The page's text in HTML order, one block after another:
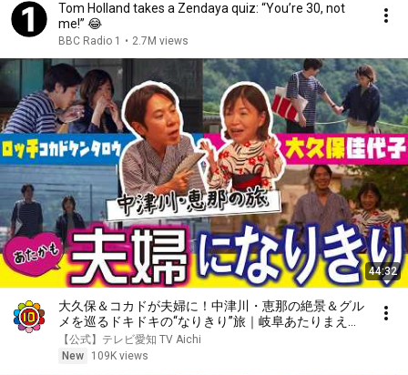
Tom Holland takes a Zendaya quiz: “You’re 30, not
me!” 😂
BBC Radio 1 • 2.7M views
44:32
大久保＆コカドが夫婦に！中津川・恵那の絶景＆グル
メを巡るドキドキの“なりきり”旅｜岐阜あたりまえト
ラベル ～あたかも夫婦旅～
【公式】テレビ愛知 TV Aichi
New
109K views